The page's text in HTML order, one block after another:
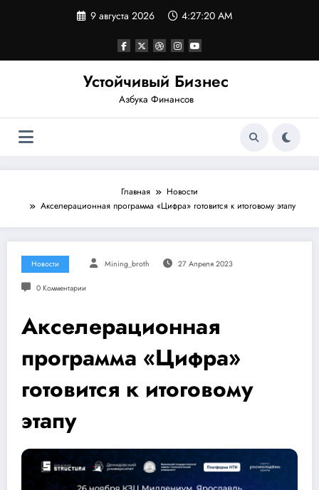
9 августа 2026 4:27:21 AM
Устойчивый Бизнес
Азбука Финансов
Главная
Новости
Акселерационная программа «Цифра» готовится к итоговому этапу
Новости Mining_broth 27 Апреля 2023
0 Комментарии
Акселерационная
программа «Цифра»
готовится к итоговому
этапу